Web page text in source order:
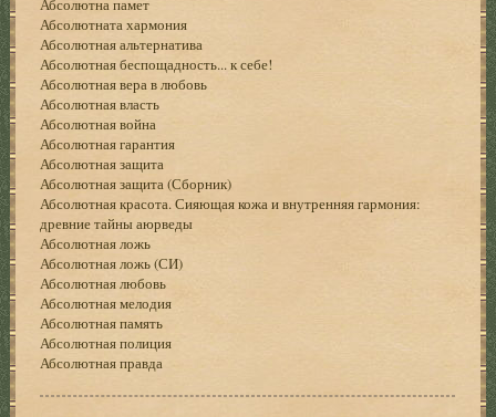
Абсолютна памет
Абсолютната хармония
Абсолютная альтернатива
Абсолютная беспощадность... к себе!
Абсолютная вера в любовь
Абсолютная власть
Абсолютная война
Абсолютная гарантия
Абсолютная защита
Абсолютная защита (Сборник)
Абсолютная красота. Сияющая кожа и внутренняя гармония:
древние тайны аюрведы
Абсолютная ложь
Абсолютная ложь (СИ)
Абсолютная любовь
Абсолютная мелодия
Абсолютная память
Абсолютная полиция
Абсолютная правда